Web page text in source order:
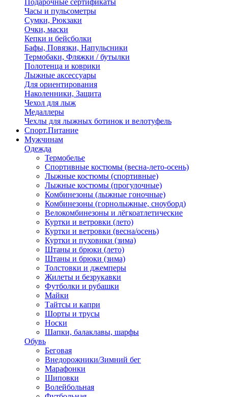
Подарочные сертификаты
Часы и пульсометры
Сумки, Рюкзаки
Очки, маски
Кепки и бейсболки
Бафы, Повязки, Напульсники
Термобаки, Фляжки / бутылки
Полотенца и коврики
Лыжные аксессуары
Для ориентирования
Наколенники, Защита
Чехол для лыж
Медаллеры
Чехлы для лыжных ботинок и велотуфель
Спорт.Питание
Мужчинам
Одежда
Термобелье
Спортивные костюмы (весна-лето-осень)
Лыжные костюмы (спортивные)
Лыжные костюмы (прогулочные)
Комбинезоны (лыжные гоночные)
Комбинезоны (горнолыжные, сноуборд)
Велокомбинезоны и лёгкоатлетические
Куртки и ветровки (лето)
Куртки и ветровки (весна/осень)
Куртки и пуховики (зима)
Штаны и брюки (лето)
Штаны и брюки (зима)
Толстовки и джемперы
Жилеты и безрукавки
Футболки и рубашки
Майки
Тайтсы и капри
Шорты и трусы
Носки
Шапки, балаклавы, шарфы
Обувь
Беговая
Внедорожники/Зимний бег
Марафонки
Шиповки
Волейбольная